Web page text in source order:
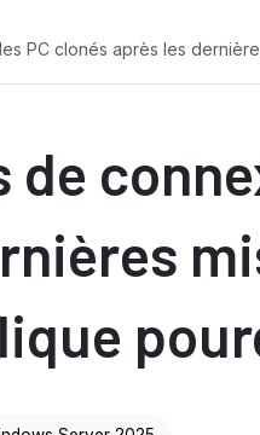
PC clonés après les
de